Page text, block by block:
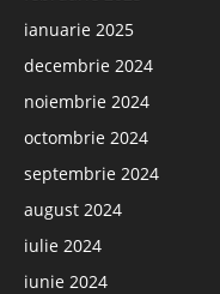
ianuarie 2025
decembrie 2024
noiembrie 2024
octombrie 2024
septembrie 2024
august 2024
iulie 2024
iunie 2024